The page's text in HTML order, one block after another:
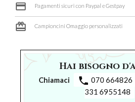
credit_card Pagamenti sicuri con Paypal e Gestpay
card_giftcard Campioncini Omaggio personalizzati
Hai bisogno
Chiamaci phone 070 664826
331 6955148